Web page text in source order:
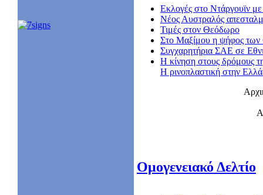
Εκλογές στο Ντάργουϊν με
Nέος Αυστραλός
Τιμές στον Θεόδωρο
Στο Μαξίμου η ψήφος
Συγχαρητήρια ΣΑΕ σε
Η κίνηση στους δρόμους
Η ρινοπλαστική στην
Ομογενειακό Δελτίο